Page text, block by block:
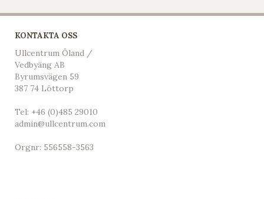
KONTAKTA OSS
Ullcentrum Öland /
Vedbyäng AB
Byrumsvägen 59
387 74 Löttorp
Tel: +46 (0)485 29010
admin@ullcentrum.com
Orgnr: 556558-3563